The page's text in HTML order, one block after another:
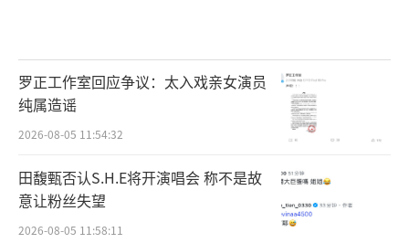
罗正工作室回应争议：太入戏亲女演员
纯属造谣
2026-08-05 11:54:32
田馥甄否认S.H.E将开演唱会 称不是故
意让粉丝失望
2026-08-05 11:58:11